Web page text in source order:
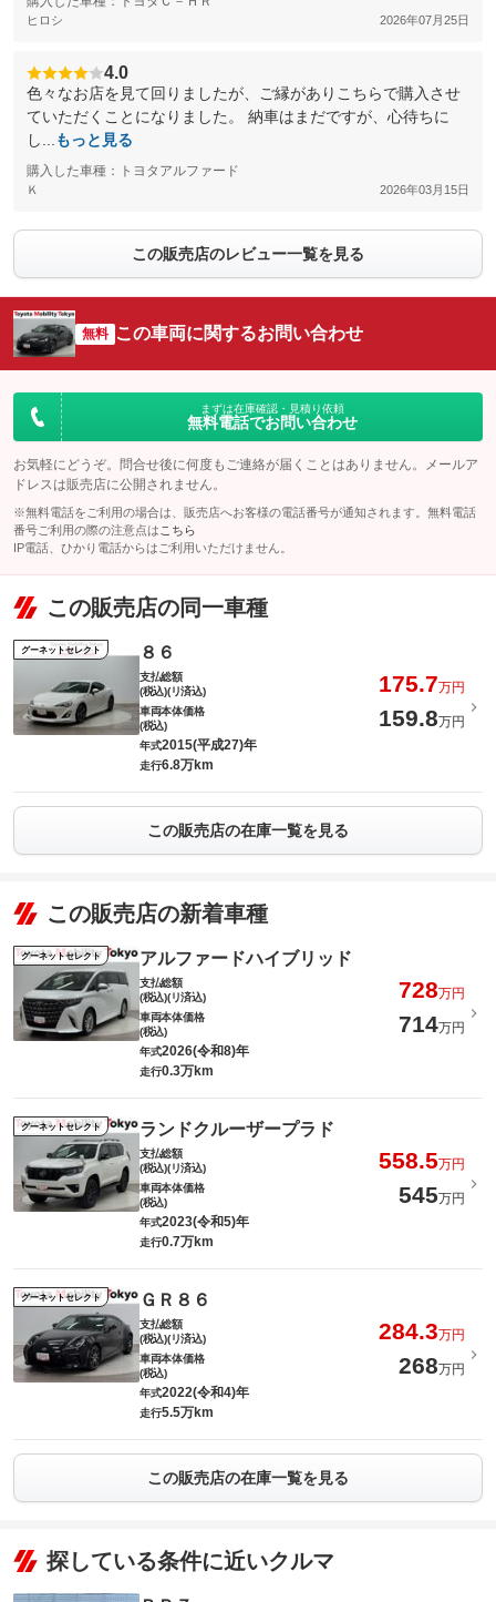
ヒロシ 2026年07月25日
4.0
色々なお店を見て回りましたが、ご縁がありこちらで購入させ
ていただくことになりました。 納車はまだですが、心待ちに
し...
もっと見る
購入した車種：トヨタアルファード
Ｋ 2026年03月15日
この販売店のレビュー一覧を見る
無料 この車両に関するお問い合わせ
まずは在庫確認・見積り依頼
無料電話でお問い合わせ
お気軽にどうぞ。問合せ後に何度もご連絡が届くことはありません。メールア
ドレスは販売店に公開されません。
※無料電話をご利用の場合は、販売店へお客様の電話番号が通知されます。無料電話
番号ご利用の際の注意点は こちら
IP電話、ひかり電話からはご利用いただけません。
この販売店の同一車種
グーネットセレクト ８６
支払総額
(税込)(リ済込)
175.7万円
車両本体価格
(税込)
159.8万円
年式2015(平成27)年
走行6.8万km
この販売店の在庫一覧を見る
この販売店の新着車種
グーネットセレクト アルファードハイブリッド
支払総額
(税込)(リ済込)
728万円
車両本体価格
(税込)
714万円
年式2026(令和8)年
走行0.3万km
グーネットセレクト ランドクルーザープラド
支払総額
(税込)(リ済込)
558.5万円
車両本体価格
(税込)
545万円
年式2023(令和5)年
走行0.7万km
グーネットセレクト ＧＲ８６
支払総額
(税込)(リ済込)
284.3万円
車両本体価格
(税込)
268万円
年式2022(令和4)年
走行5.5万km
この販売店の在庫一覧を見る
探している条件に近いクルマ